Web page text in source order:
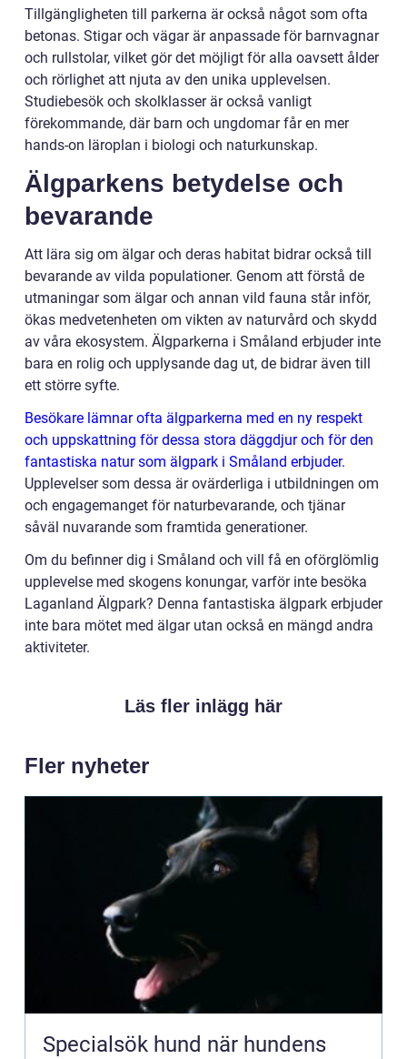
Tillgängligheten till parkerna är också något som ofta
betonas. Stigar och vägar är anpassade för barnvagnar
och rullstolar, vilket gör det möjligt för alla oavsett ålder
och rörlighet att njuta av den unika upplevelsen.
Studiebesök och skolklasser är också vanligt
förekommande, där barn och ungdomar får en mer
hands-on läroplan i biologi och naturkunskap.
Älgparkens betydelse och
bevarande
Att lära sig om älgar och deras habitat bidrar också till
bevarande av vilda populationer. Genom att förstå de
utmaningar som älgar och annan vild fauna står inför,
ökas medvetenheten om vikten av naturvård och skydd
av våra ekosystem. Älgparkerna i Småland erbjuder inte
bara en rolig och upplysande dag ut, de bidrar även till
ett större syfte.
Besökare lämnar ofta älgparkerna med en ny respekt
och uppskattning för dessa stora däggdjur och för den
fantastiska natur som älgpark i Småland erbjuder.
Upplevelser som dessa är ovärderliga i utbildningen om
och engagemanget för naturbevarande, och tjänar
såväl nuvarande som framtida generationer.
Om du befinner dig i Småland och vill få en oförglömlig
upplevelse med skogens konungar, varför inte besöka
Laganland Älgpark? Denna fantastiska älgpark erbjuder
inte bara mötet med älgar utan också en mängd andra
aktiviteter.
Läs fler inlägg här
Fler nyheter
Specialsök hund när hundens